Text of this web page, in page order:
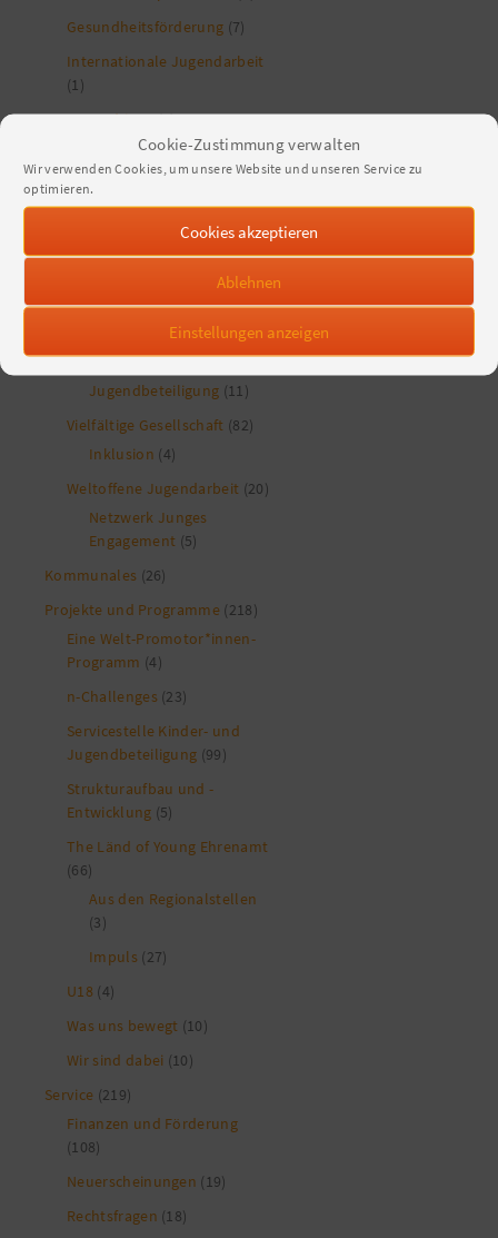
Cookie-Zustimmung verwalten
Wir verwenden Cookies, um unsere Website und unseren Service zu
optimieren.
Cookies akzeptieren
Ablehnen
Einstellungen anzeigen
Gesundheitsförderung (7)
Internationale Jugendarbeit
(1)
Jugendringe(2)
Jugendverbände(13)
Kinder- und Jugendschutz
(12)
politische Bildung und
Partizipation(155)
Demokratieförderung(25)
Jugendbeteiligung (11)
Vielfältige Gesellschaft (82)
Inklusion (4)
Weltoffene Jugendarbeit (20)
Netzwerk Junges
Engagement (5)
Kommunales (26)
Projekte und Programme (218)
Eine Welt-Promotor*innen-
Programm (4)
n-Challenges (23)
Servicestelle Kinder- und
Jugendbeteiligung (99)
Strukturaufbau und -
Entwicklung (5)
The Länd of Young Ehrenamt
(66)
Aus den Regionalstellen
(3)
Impuls (27)
U18 (4)
Was uns bewegt (10)
Wir sind dabei (10)
Service (219)
Finanzen und Förderung
(108)
Neuerscheinungen (19)
Rechtsfragen (18)